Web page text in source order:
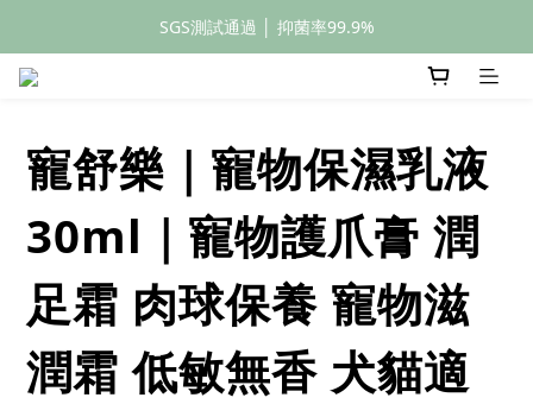
全館滿額399元免運
SGS測試通過 │ 抑菌率99.9%
寵舒樂｜寵物保濕乳液
30ml｜寵物護爪膏 潤
足霜 肉球保養 寵物滋
潤霜 低敏無香 犬貓適